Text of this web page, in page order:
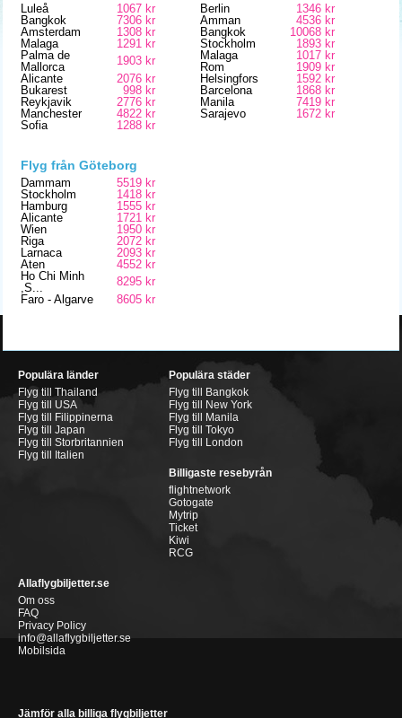
Luleå
1067 kr
Bangkok
7306 kr
Amsterdam
1308 kr
Malaga
1291 kr
Palma de
Mallorca
1903 kr
Alicante
2076 kr
Bukarest
998 kr
Reykjavik
2776 kr
Manchester
4822 kr
Sofia
1288 kr
Berlin
1346 kr
Amman
4536 kr
Bangkok
10068 kr
Stockholm
1893 kr
Malaga
1017 kr
Rom
1909 kr
Helsingfors
1592 kr
Barcelona
1868 kr
Manila
7419 kr
Sarajevo
1672 kr
Flyg från Göteborg
Dammam
5519 kr
Stockholm
1418 kr
Hamburg
1555 kr
Alicante
1721 kr
Wien
1950 kr
Riga
2072 kr
Larnaca
2093 kr
Aten
4552 kr
Ho Chi Minh
,S...
8295 kr
Faro - Algarve
8605 kr
Populära länder
Flyg till Thailand
Flyg till USA
Flyg till Filippinerna
Flyg till Japan
Flyg till Storbritannien
Flyg till Italien
Populära städer
Flyg till Bangkok
Flyg till New York
Flyg till Manila
Flyg till Tokyo
Flyg till London
Billigaste resebyrån
flightnetwork
Gotogate
Mytrip
Ticket
Kiwi
RCG
Allaflygbiljetter.se
Om oss
FAQ
Privacy Policy
info@allaflygbiljetter.se
Mobilsida
Jämför alla billiga flygbiljetter